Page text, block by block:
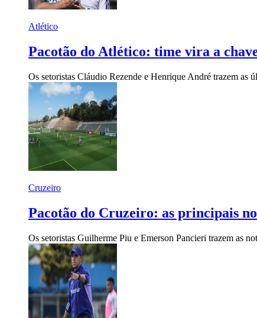
Atlético
Pacotão do Atlético: time vira a
Os setoristas Cláudio Rezende e Henrique André trazem as
Cruzeiro
Pacotão do Cruzeiro: as principais
Os setoristas Guilherme Piu e Emerson Pancieri trazem as